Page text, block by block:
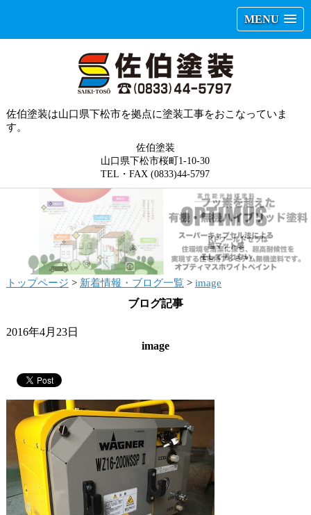
MENU
佐伯塗装は山口県下松市を拠点に塗装工事をおこなっていま
す。
佐伯塗装
山口県下松市桜町1-10-30
TEL・FAX (0833)44-5797
トップページ > 新着情報・ブログ一覧> image
ブログ記事
2016年4月23日
image